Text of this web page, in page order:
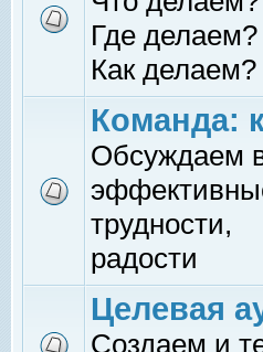
Где делаем?
Как делаем?
Команда:
Обсуждаем
трудности,
радости
Целевая
Создаем и